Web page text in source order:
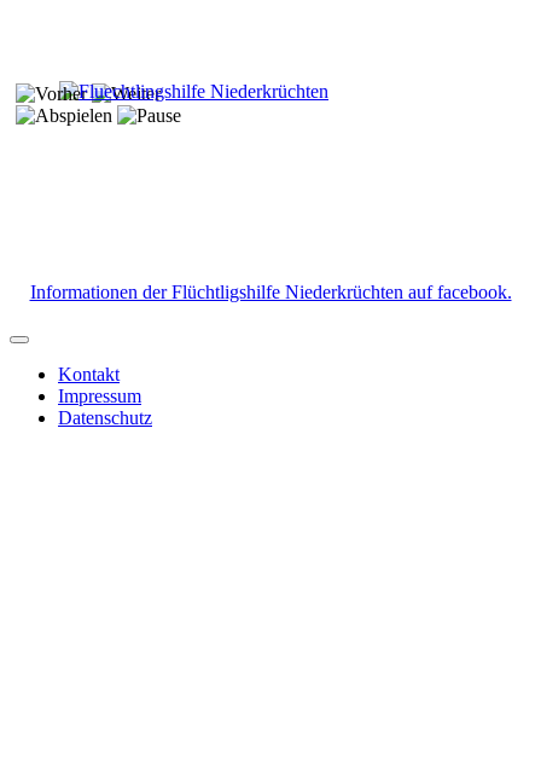
Informationen der Flüchtligshilfe Niederkrüchten auf facebook.
Kontakt
Impressum
Datenschutz